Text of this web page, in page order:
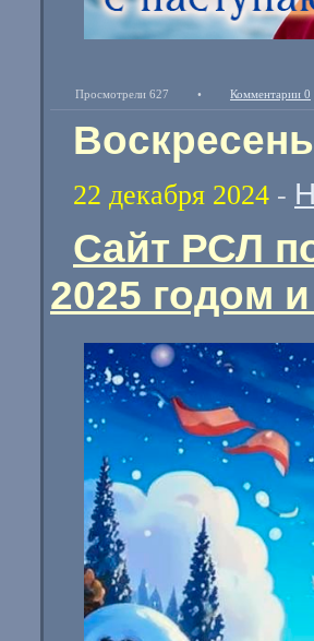
Просмотрели 627 • Комментарии 0
22 декабря 2024 -
Сайт РСЛ
2025 годом